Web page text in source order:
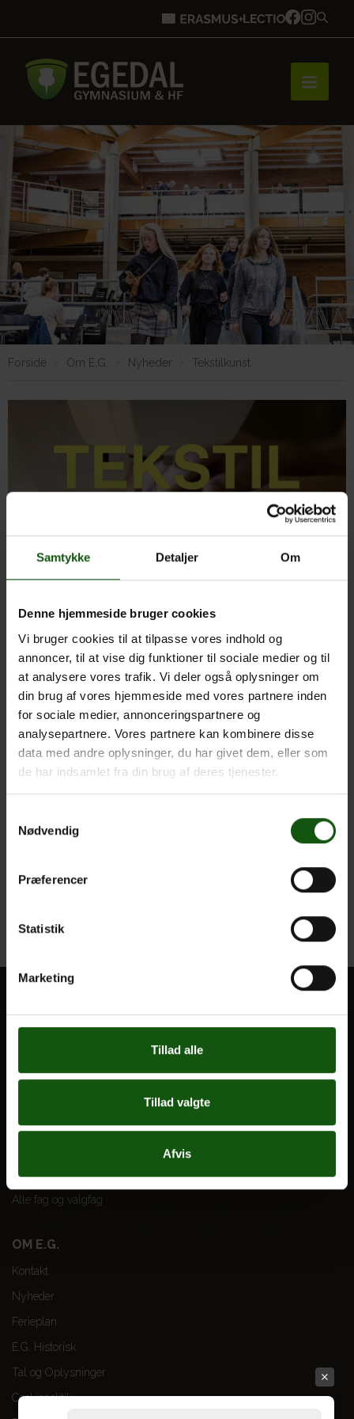
Samtykke Detaljer Om
Denne hjemmeside bruger cookies
Vi bruger cookies til at tilpasse vores indhold og
annoncer, til at vise dig funktioner til sociale medier og til
at analysere vores trafik. Vi deler også oplysninger om
din brug af vores hjemmeside med vores partnere inden
for sociale medier, annonceringspartnere og
analysepartnere. Vores partnere kan kombinere disse
data med andre oplysninger, du har givet dem, eller som
de har indsamlet fra din brug af deres tjenester.
Nødvendig
Præferencer
Statistik
Marketing
Tillad alle
Tillad valgte
Afvis
Forside
Brobygning
Bliv elev
Vores uddannelser
Forside Om E.G. Nyheder Tekstilkunst
Tekstil-kunst-værker …
hvad går det ud på?
BLIV ELEV
Til forældre
VORES UDDANNELSER
HF
Alle fag og valgfag
OM E.G.
Kontakt
Nyheder
Ferieplan
E.G. Historisk
Tal og Oplysninger
Cookiepolitik